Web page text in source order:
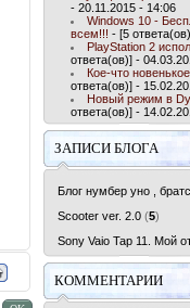
- 20.11.2015 - 14:06
Windows 10 -
всем!!! - [5
PlayStation 2
ответа(ов)] -
Кое-что
ответа(ов)] -
Новый режим в
ответа(ов)] -
ЗАПИСИ БЛОГА
Блог нумбер уно ,
Scooter ver. 2.0 (5)
Sony Vaio Tap 11. Мой
КОММЕНТАРИИ